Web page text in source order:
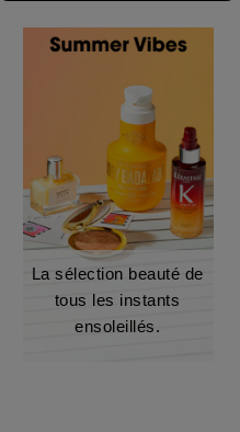
La sélection beauté de
tous les instants
ensoleillés.